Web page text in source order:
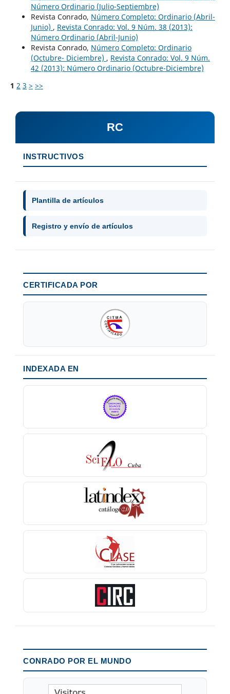
Número Ordinario (Julio-Septiembre)
Revista Conrado, Número Completo: Ordinario (Abril-
Junio) , Revista Conrado: Vol. 9 Núm. 38 (2013):
Número Ordinario (Abril-Junio)
Revista Conrado, Número Completo: Ordinario
(Octubre- Diciembre) , Revista Conrado: Vol. 9 Núm.
42 (2013): Número Ordinario (Octubre-Diciembre)
1 2 3 > >>
RC
INSTRUCTIVOS
Plantilla de artículos
Registro y envío de artículos
CERTIFICADA POR
INDEXADA EN
CONRADO POR EL MUNDO